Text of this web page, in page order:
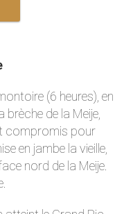
(6 heures), en
de la Meije,
compromis pour
en jambe la vieille,
nord de la Meije.